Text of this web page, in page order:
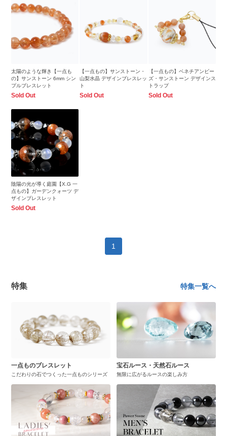
太陽のような輝き【一点も
の】サンストーン 6mm シン
プルブレスレット
Sold Out
【一点もの】サンストーン・
山梨水晶 デザインブレスレッ
ト
Sold Out
【一点もの】ベネチアンビー
ズ・サンストーン デザインス
トラップ
Sold Out
陰陽の光が導く庭園【X.G 一
点もの】ガーデンクォーツ デ
ザインブレスレット
Sold Out
1
特集 特集一覧へ
一点ものブレスレット
こだわりの石でつくった一点ものシリーズ
宝石ルース・天然石ルース
無限に広がるルースの楽しみ方